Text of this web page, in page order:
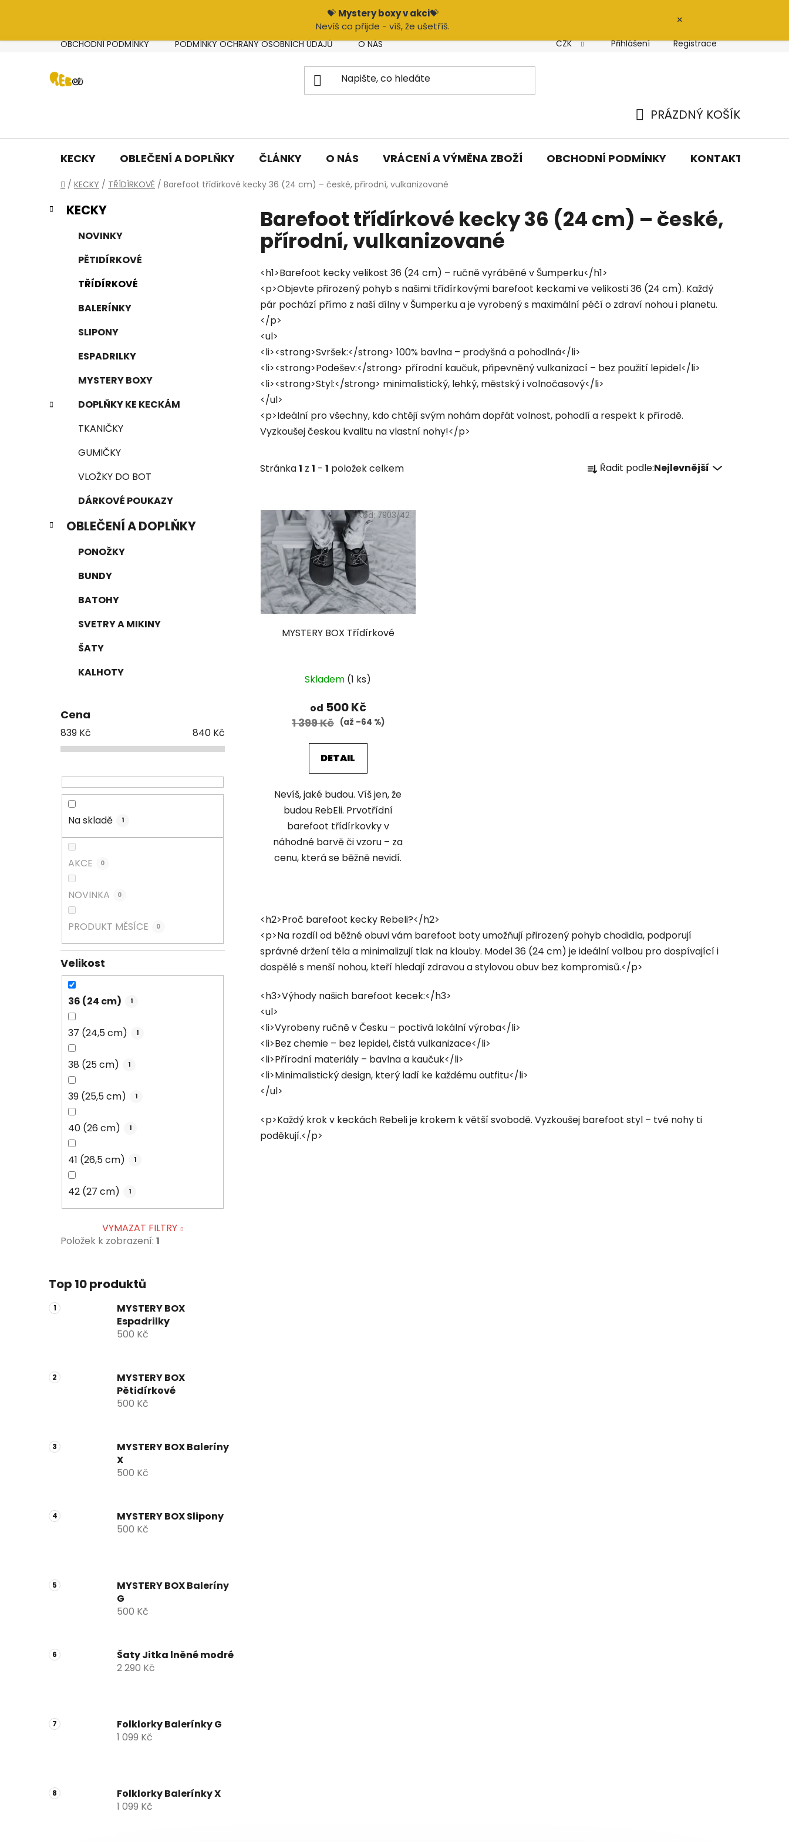
💝 Mystery boxy v akci💝
Nevíš co přijde - víš, že ušetříš.
×
OBCHODNÍ PODMÍNKY PODMÍNKY OCHRANY OSOBNÍCH ÚDAJŮ O NÁS VRÁCENÍ A VÝMĚNA ZBOŽÍ CZK Přihlášení Registrace
KOŠÍK
PRÁZDNÝ KOŠÍK
KECKY OBLEČENÍ A DOPLŇKY ČLÁNKY O NÁS VRÁCENÍ A VÝMĚNA ZBOŽÍ OBCHODNÍ PODMÍNKY KONTAKTY
Domů
/ KECKY / TŘÍDÍRKOVÉ / Barefoot třídírkové kecky 36 (24 cm) – české, přírodní, vulkanizované
P
o
l
Přeskočit
kategorie
K
a KECKY
NOVINKY
PĚTIDÍRKOVÉ
TŘÍDÍRKOVÉ
BALERÍNKY
SLIPONY
ESPADRILKY
MYSTERY BOXY
DOPLŇKY KE KECKÁM
TKANIČKY
GUMIČKY
VLOŽKY DO BOT
DÁRKOVÉ POUKAZY
OBLEČENÍ A DOPLŇKY
PONOŽKY
BUNDY
BATOHY
SVETRY A MIKINY
ŠATY
KALHOTY
Cena
839 Kč 840 Kč
Na skladě 1
AKCE 0
NOVINKA 0
PRODUKT MĚSÍCE 0
Velikost
36 (24 cm) 1
37 (24,5 cm) 1
38 (25 cm) 1
39 (25,5 cm) 1
40 (26 cm) 1
41 (26,5 cm) 1
42 (27 cm) 1
VYMAZAT FILTRY
Položek k zobrazení: 1
Top 10 produktů
MYSTERY BOX
Espadrilky
500 Kč
MYSTERY BOX
Pětidírkové
500 Kč
MYSTERY BOX Baleríny
X
500 Kč
MYSTERY BOX Slipony
500 Kč
MYSTERY BOX Baleríny
G
500 Kč
Šaty Jitka lněné modré
2 290 Kč
Folklorky Balerínky G
1 099 Kč
Folklorky Balerínky X
1 099 Kč
Barefoot třídírkové kecky 36 (24 cm) – české,
přírodní, vulkanizované
<h1>Barefoot kecky velikost 36 (24 cm) – ručně vyráběné v Šumperku</h1>
<p>Objevte přirozený pohyb s našimi třídírkovými barefoot keckami ve velikosti 36 (24 cm). Každý
pár pochází přímo z naší dílny v Šumperku a je vyrobený s maximální péčí o zdraví nohou i planetu.
</p>
<ul>
<li><strong>Svršek:</strong> 100% bavlna – prodyšná a pohodlná</li>
<li><strong>Podešev:</strong> přírodní kaučuk, připevněný vulkanizací – bez použití lepidel</li>
<li><strong>Styl:</strong> minimalistický, lehký, městský i volnočasový</li>
</ul>
<p>Ideální pro všechny, kdo chtějí svým nohám dopřát volnost, pohodlí a respekt k přírodě.
Vyzkoušej českou kvalitu na vlastní nohy!</p>
Stránka1 z 1 - 1 položek celkem a Řadit podle:Nejlevnější
p
i
s
p
r
o
MYSTERY BOX Třídírkové
Skladem (1 ks)
od 500 Kč
1 399 Kč (až –64 %)
DETAIL
Nevíš, jaké budou. Víš jen, že
budou RebEli. Prvotřídní
barefoot třídírkovky v
náhodné barvě či vzoru – za
cenu, která se běžně nevidí.
Kód:7903/42
á
d
a
c
v
ý
s
<h2>Proč barefoot kecky Rebeli?</h2>
<p>Na rozdíl od běžné obuvi vám barefoot boty umožňují přirozený pohyb chodidla, podporují
správné držení těla a minimalizují tlak na klouby. Model 36 (24 cm) je ideální volbou pro dospívající i
dospělé s menší nohou, kteří hledají zdravou a stylovou obuv bez kompromisů.</p>
<h3>Výhody našich barefoot kecek:</h3>
<ul>
<li>Vyrobeny ručně v Česku – poctivá lokální výroba</li>
<li>Bez chemie – bez lepidel, čistá vulkanizace</li>
<li>Přírodní materiály – bavlna a kaučuk</li>
<li>Minimalistický design, který ladí ke každému outfitu</li>
</ul>
<p>Každý krok v keckách Rebeli je krokem k větší svobodě. Vyzkoušej barefoot styl – tvé nohy ti
poděkují.</p>